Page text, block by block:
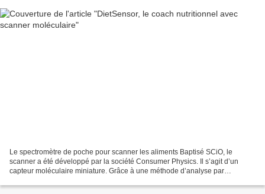
Le spectromètre de poche pour scanner les aliments Baptisé SCiO, le
scanner a été développé par la société Consumer Physics. Il s’agit d’un
capteur moléculaire miniature. Grâce à une méthode d’analyse par